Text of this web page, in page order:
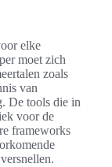
elke
moet zich
zoals
van
De tools die in
voor de
frameworks